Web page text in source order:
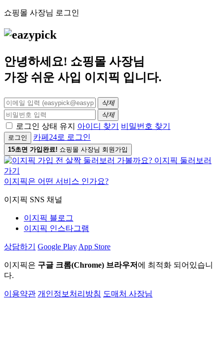
쇼핑몰 사장님 로그인
안녕하세요! 쇼핑몰 사장님
가장 쉬운 사입 이지픽 입니다.
삭제
삭제
로그인 상태 유지 아이디 찾기 비밀번호 찾기
로그인 카페24로 로그인
15초면 가입완료! 쇼핑몰 사장님 회원가입
이지픽은 어떤 서비스 인가요?
이지픽 SNS 채널
이지픽 블로그
이지픽 인스타그램
상담하기 Google Play App Store
이지픽은 구글 크롬(Chrome) 브라우저 에 최적화 되어있습니
다.
이용약관 개인정보처리방침 도매처 사장님